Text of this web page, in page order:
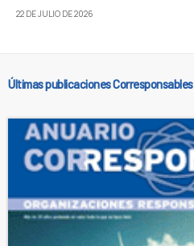
22 DE JULIO DE 2026
Últimas publicaciones Corresponsables